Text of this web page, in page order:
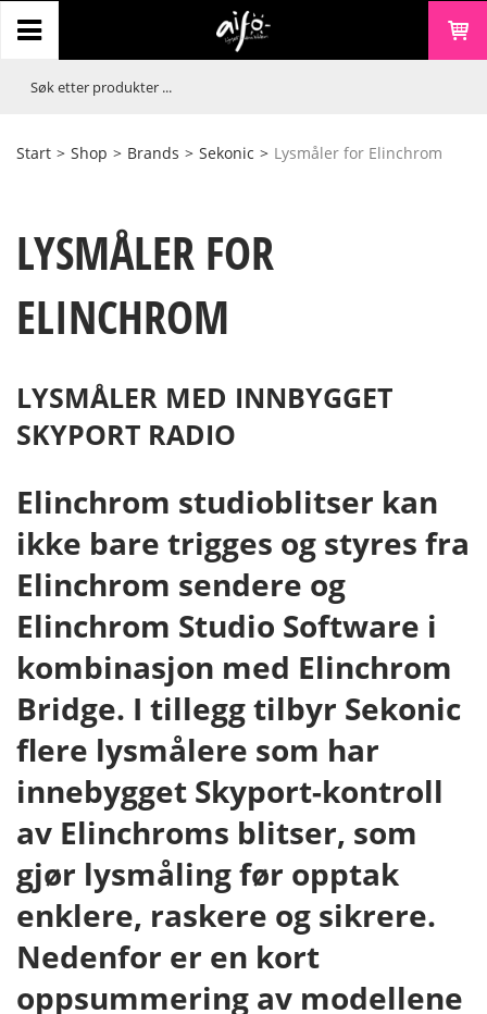
Start > Shop > Brands > Sekonic > Lysmåler for Elinchrom
LYSMÅLER FOR
ELINCHROM
LYSMÅLER MED INNBYGGET
SKYPORT RADIO
Elinchrom studioblitser kan
ikke bare trigges og styres fra
Elinchrom sendere og
Elinchrom Studio Software i
kombinasjon med Elinchrom
Bridge. I tillegg tilbyr Sekonic
flere lysmålere som har
innebygget Skyport-kontroll
av Elinchroms blitser, som
gjør lysmåling før opptak
enklere, raskere og sikrere.
Nedenfor er en kort
oppsummering av modellene